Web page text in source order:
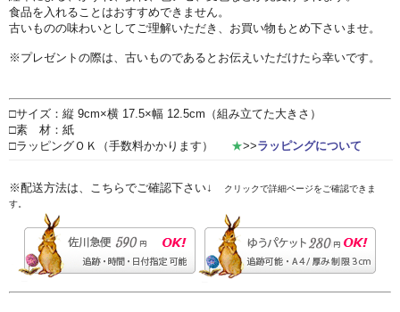
食品を入れることはおすすめできません。
古いものの味わいとしてご理解いただき、お買い物もとめ下さいませ。
※プレゼントの際は、古いものであるとお伝えいただけたら幸いです。
□サイズ：縦 9cm×横 17.5×幅 12.5cm（組み立てた大きさ）
□素 材：紙
□ラッピングＯＫ（手数料かかります） ★>>ラッピングについて
※配送方法は、こちらでご確認下さい↓
クリックで詳細ページをご確認できま
す。